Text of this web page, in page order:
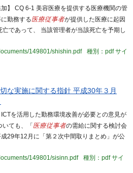
】 CQ 6-1 美容医療を提供する医療機関の管
勤務する医療従事者が提供した医療に起因
であって、 当該管理者が当該死亡を予期し
149801/shishin.pdf
種別：pdfサイ
な実施に関する指針 平成30年３月
を活用した勤務環境改善が必要との意見が
ても、「 医療従事者の需給に関する検討会
29年12月に「第２次中間取りまとめ」が公
149801/sisinn.pdf
種別：pdfサイ